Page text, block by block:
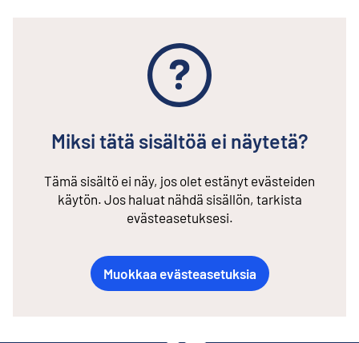
Miksi tätä sisältöä ei näytetä?
Tämä sisältö ei näy, jos olet estänyt evästeiden
käytön. Jos haluat nähdä sisällön, tarkista
evästeasetuksesi.
Muokkaa evästeasetuksia